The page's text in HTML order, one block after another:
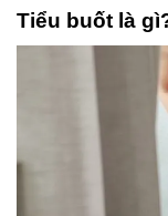
Tiểu buốt là